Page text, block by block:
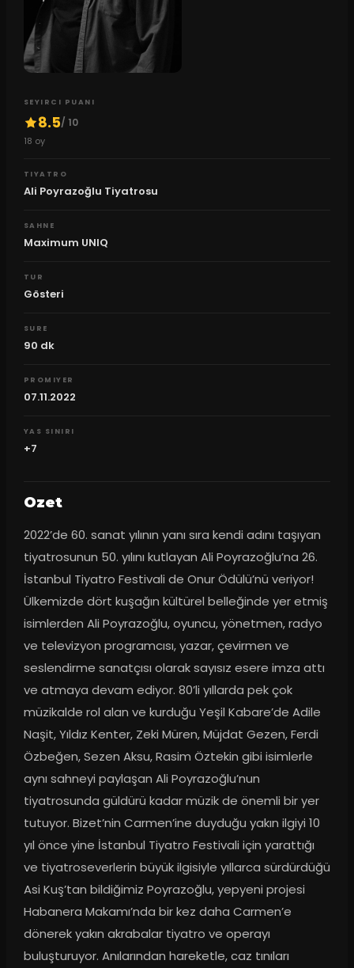
SEYIRCI PUANI
8.5/ 10
18 oy
TIYATRO
Ali Poyrazoğlu Tiyatrosu
SAHNE
Maximum UNIQ
TUR
Gösteri
SURE
90 dk
PROMIYER
07.11.2022
YAS SINIRI
+7
Ozet
2022’de 60. sanat yılının yanı sıra kendi adını taşıyan
tiyatrosunun 50. yılını kutlayan Ali Poyrazoğlu’na 26.
İstanbul Tiyatro Festivali de Onur Ödülü’nü veriyor!
Ülkemizde dört kuşağın kültürel belleğinde yer etmiş
isimlerden Ali Poyrazoğlu, oyuncu, yönetmen, radyo
ve televizyon programcısı, yazar, çevirmen ve
seslendirme sanatçısı olarak sayısız esere imza attı
ve atmaya devam ediyor. 80’li yıllarda pek çok
müzikalde rol alan ve kurduğu Yeşil Kabare’de Adile
Naşit, Yıldız Kenter, Zeki Müren, Müjdat Gezen, Ferdi
Özbeğen, Sezen Aksu, Rasim Öztekin gibi isimlerle
aynı sahneyi paylaşan Ali Poyrazoğlu’nun
tiyatrosunda güldürü kadar müzik de önemli bir yer
tutuyor. Bizet’nin Carmen’ine duyduğu yakın ilgiyi 10
yıl önce yine İstanbul Tiyatro Festivali için yarattığı
ve tiyatroseverlerin büyük ilgisiyle yıllarca sürdürdüğü
Asi Kuş’tan bildiğimiz Poyrazoğlu, yepyeni projesi
Habanera Makamı’nda bir kez daha Carmen’e
dönerek yakın akrabalar tiyatro ve operayı
buluşturuyor. Anılarından hareketle, caz tınıları